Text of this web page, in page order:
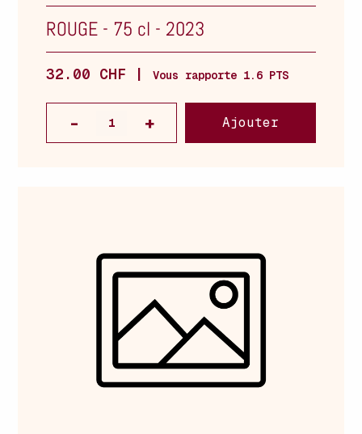
ROUGE - 75 cl - 2023
32.00 CHF | Vous rapporte 1.6 PTS
Ajouter